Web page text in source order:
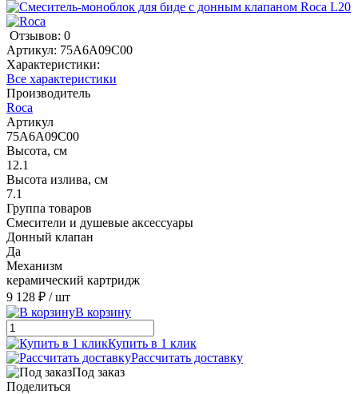
Отзывов: 0
Артикул: 75A6A09C00
Характеристики:
Все характеристики
Производитель
Roca
Артикул
75A6A09C00
Высота, см
12.1
Высота излива, см
7.1
Группа товаров
Смесители и душевые аксессуары
Донный клапан
Да
Механизм
керамический картридж
9 128 ₽ / шт
В корзину
Купить в 1 клик
Рассчитать доставку
Под заказ
Поделиться